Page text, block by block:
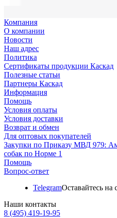
Компания
О компании
Новости
Наш адрес
Политика
Сертификаты продукции Каскад
Полезные статьи
Партнеры Каскад
Информация
Помощь
Условия оплаты
Условия доставки
Возврат и обмен
Для оптовых покупателей
Закупки по Приказу МВД 979:
собак по Норме 1
Помощь
Вопрос-ответ
TelegramОставайтесь на
Наши контакты
8 (495) 419-19-95